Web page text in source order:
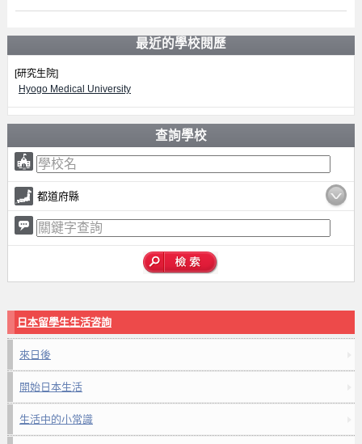
最近的學校閱歷
[研究生院]
Hyogo Medical University
查詢學校
都道府縣
日本留學生生活咨詢
來日後
開始日本生活
生活中的小常識